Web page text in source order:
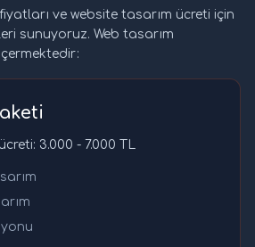
ve website tasarım ücreti için
sunuyoruz. Web tasarım
3.000 - 7.000 TL